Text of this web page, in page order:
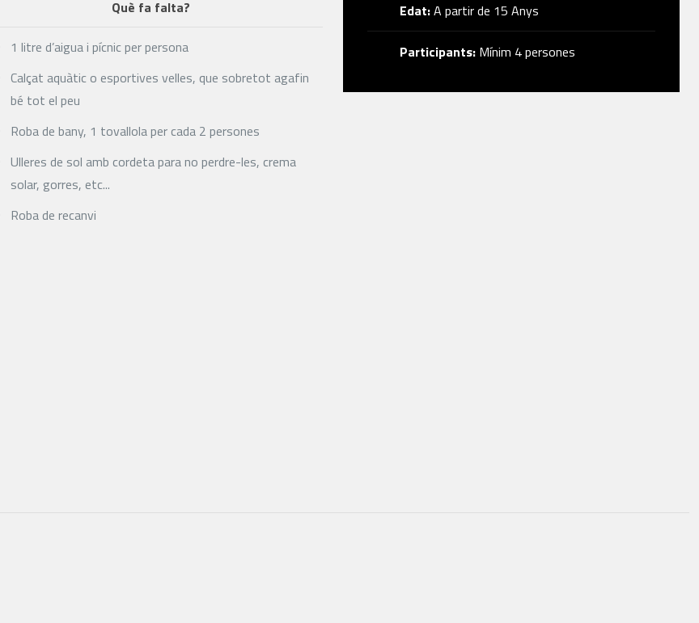
Què fa falta?
1 litre d’aigua i pícnic per persona
Calçat aquàtic o esportives velles, que sobretot agafin
bé tot el peu
Roba de bany, 1 tovallola per cada 2 persones
Ulleres de sol amb cordeta para no perdre-les, crema
solar, gorres, etc...
Roba de recanvi
Edat:A partir de 15 Anys
Participants:Mínim 4 persones